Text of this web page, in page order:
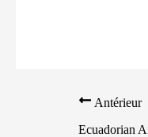
Antérieur
Ecuadorian